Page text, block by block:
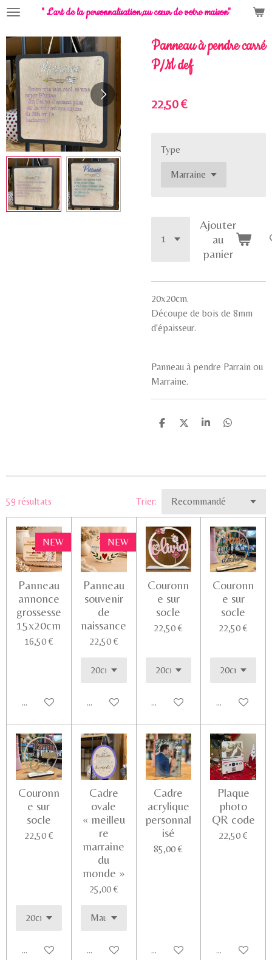
Passer
contenu
principal
" L'art de la personnalisation,au cœur de votre maison"
Panneau à pendre carré
P/M def
22,50 €
Type
Ajouter
au
panier
20x20cm.
Découpe de bois de 8mm
d'épaisseur.
Panneau à pendre Parrain ou
Marraine.
P
g
P
g
P
g
P
g
59 résultats Trier:
NEW
Panneau
annonce
grossesse
15x20cm
16,50 €
Ajouter au panier
NEW
Panneau
souvenir
de
naissance
22,50 €
Voir les détails
Couronn
e sur
socle
22,50 €
Voir les détails
Couronn
e sur
socle
22,50 €
Ajouter au
Couronn
e sur
socle
22,50 €
Ajouter au panier
Cadre
ovale
« meilleu
re
marraine
du
monde »
25,00 €
Ajouter au panier
Cadre
acrylique
personnal
isé
85,00 €
Ajouter au panier
Plaque
photo
QR code
22,50 €
Voir les